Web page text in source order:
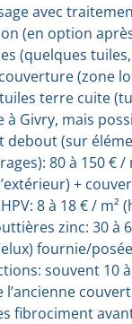
avec
(en option
(quelques
(zone
terre cuite
Givry, mais
(sur
80 à 150 € /
+
8 à 18 € / m²
zinc: 30 à
fournie/
souvent 10
fibrociment